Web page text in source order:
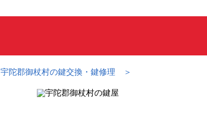
宇陀郡御杖村の鍵交換・鍵修理